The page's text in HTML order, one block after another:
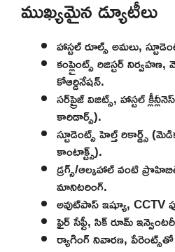
ముఖ్యమైన డ్యూటీలు
హాస్టల్ రూల్స్ అమలు,
కంప్లైంట్స్ రిజిస్టర్
కోఆర్డినేషన్.
సర్‌ప్రైజ్ విజిట్స్, హాస్టల్
కారిడార్స్).
స్టూడెంట్స్ హెల్త్ రికార్డ్స్
కాంటాక్ట్స్).
డ్రగ్స్/ఆల్కహాల్ వంటి
మానిటరింగ్.
అవుట్‌పాస్ ఇష్యూ, CCTV
ఫైర్ సేఫ్టీ, సిక్ రూమ్
ర్యాగింగ్ నివారణ,